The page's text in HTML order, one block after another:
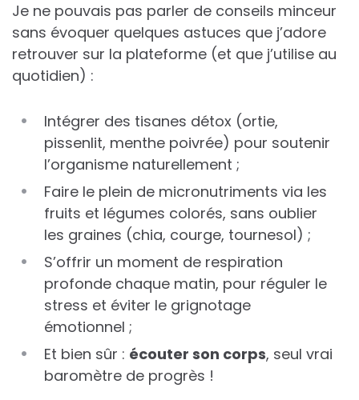
Je ne pouvais pas parler de conseils minceur
sans évoquer quelques astuces que j’adore
retrouver sur la plateforme (et que j’utilise au
quotidien) :
Intégrer des tisanes détox (ortie,
pissenlit, menthe poivrée) pour soutenir
l’organisme naturellement ;
Faire le plein de micronutriments via les
fruits et légumes colorés, sans oublier
les graines (chia, courge, tournesol) ;
S’offrir un moment de respiration
profonde chaque matin, pour réguler le
stress et éviter le grignotage
émotionnel ;
Et bien sûr : écouter son corps, seul vrai
baromètre de progrès !